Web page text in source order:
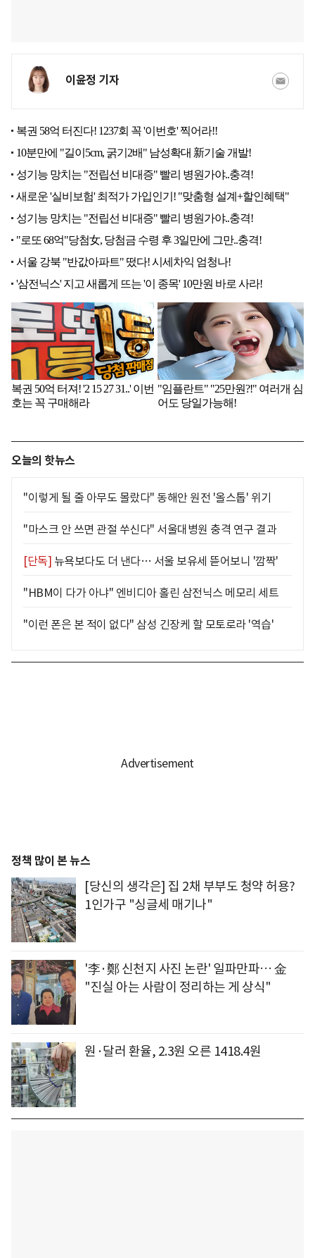
이윤정 기자
오늘의 핫뉴스
"이렇게 될 줄 아무도 몰랐다" 동해안 원전 '올스톱' 위기
"마스크 안 쓰면 관절 쑤신다" 서울대병원 충격 연구 결과
[단독] 뉴욕보다도 더 낸다… 서울 보유세 뜯어보니 '깜짝'
"HBM이 다가 아냐" 엔비디아 홀린 삼전닉스 메모리 세트
"이런 폰은 본 적이 없다" 삼성 긴장케 할 모토로라 '역습'
정책 많이 본 뉴스
[당신의 생각은] 집 2채 부부도 청약 허용?
1인가구 "싱글세 매기나"
'李·鄭 신천지 사진 논란' 일파만파… 金
"진실 아는 사람이 정리하는 게 상식"
원·달러 환율, 2.3원 오른 1418.4원